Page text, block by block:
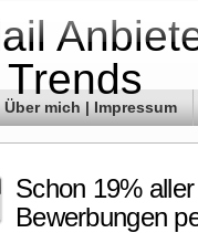
Über mich | Impressum
Schon 19%
Bewerbungen